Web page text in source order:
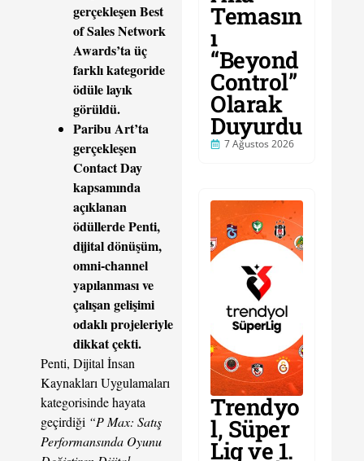
gerçekleşen Best
of Sales Network
Awards’ta üç
farklı kategoride
ödüle layık
görüldü.
Paribu Art’ta
gerçekleşen
Contact Day
kapsamında
açıklanan
ödüllerde Penti,
dijital dönüşüm,
omni-channel
yapılanması ve
çalışan gelişimi
odaklı projeleriyle
dikkat çekti.
Penti, Dijital İnsan
Kaynakları Uygulamaları
kategorisinde hayata
geçirdiği “P Max: Satış
Performansında Oyunu
Temasın
ı
“Beyond
Control”
Olarak
Duyurdu
7 Ağustos 2026
Trendyo
l, Süper
Lig ve 1.